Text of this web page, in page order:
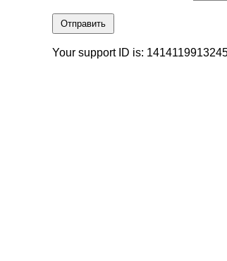
Отправить
Your support ID is: